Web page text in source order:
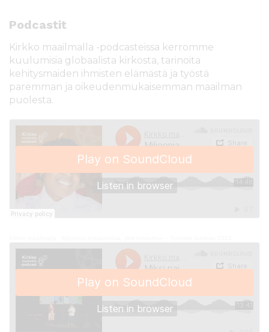
Podcastit
Kirkko maailmalla -podcasteissa kerromme
kuulumisia globaalista kirkosta, tarinoita
kehitysmaiden ihmisten elämästä ja työstä
paremman ja oikeudenmukaisemman maailman
puolesta.